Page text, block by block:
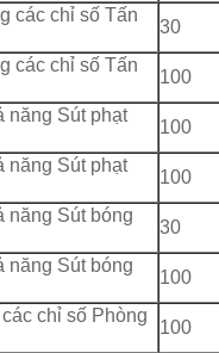
các chỉ số Tấn
30
các chỉ số Tấn
100
năng Sút phạt
100
năng Sút phạt
100
năng Sút bóng
30
năng Sút bóng
100
chỉ số Phòng
100